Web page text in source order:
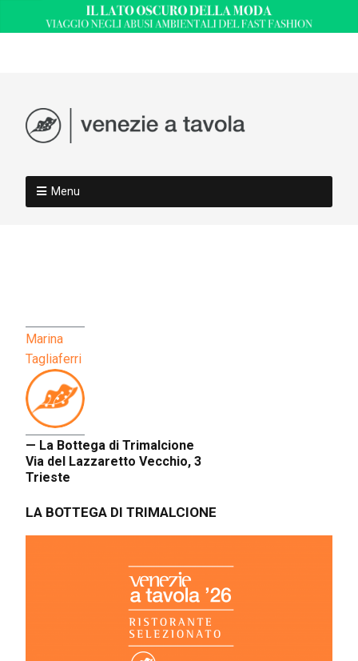
Menu
Marina
Tagliaferri
— La Bottega di Trimalcione
Via del Lazzaretto Vecchio, 3
Trieste
LA BOTTEGA DI TRIMALCIONE